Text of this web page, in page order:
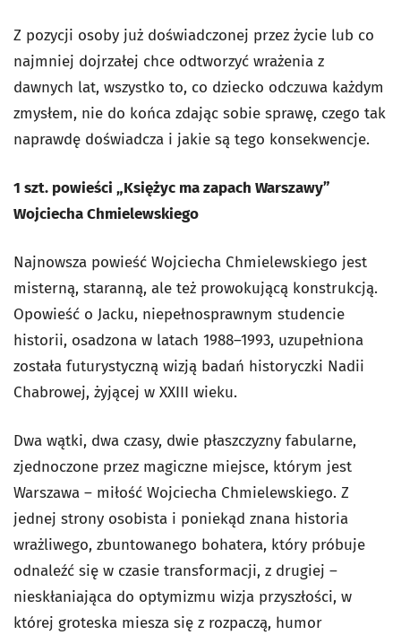
Z pozycji osoby już doświadczonej przez życie lub co
najmniej dojrzałej chce odtworzyć wrażenia z
dawnych lat, wszystko to, co dziecko odczuwa każdym
zmysłem, nie do końca zdając sobie sprawę, czego tak
naprawdę doświadcza i jakie są tego konsekwencje.
1 szt. powieści „Księżyc ma zapach Warszawy”
Wojciecha Chmielewskiego
Najnowsza powieść Wojciecha Chmielewskiego jest
misterną, staranną, ale też prowokującą konstrukcją.
Opowieść o Jacku, niepełnosprawnym studencie
historii, osadzona w latach 1988–1993, uzupełniona
została futurystyczną wizją badań historyczki Nadii
Chabrowej, żyjącej w XXIII wieku.
Dwa wątki, dwa czasy, dwie płaszczyzny fabularne,
zjednoczone przez magiczne miejsce, którym jest
Warszawa – miłość Wojciecha Chmielewskiego. Z
jednej strony osobista i poniekąd znana historia
wrażliwego, zbuntowanego bohatera, który próbuje
odnaleźć się w czasie transformacji, z drugiej –
nieskłaniająca do optymizmu wizja przyszłości, w
której groteska miesza się z rozpaczą, humor